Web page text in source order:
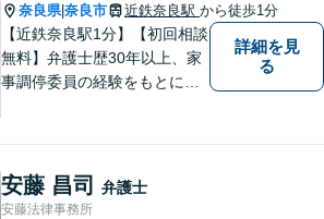
奈良県|奈良市 近鉄奈良駅 から徒歩1分
【近鉄奈良駅1分】【初回相談
無料】弁護士歴30年以上、家
事調停委員の経験をもとに複
発生前のご相談も受け付けて
おります。【電話相談可】
詳細を見
る
安藤 昌司 弁護士
安藤法律事務所